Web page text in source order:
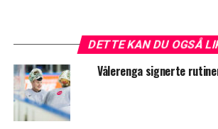
DETTE KAN DU OGSÅ
Vålerenga signerte